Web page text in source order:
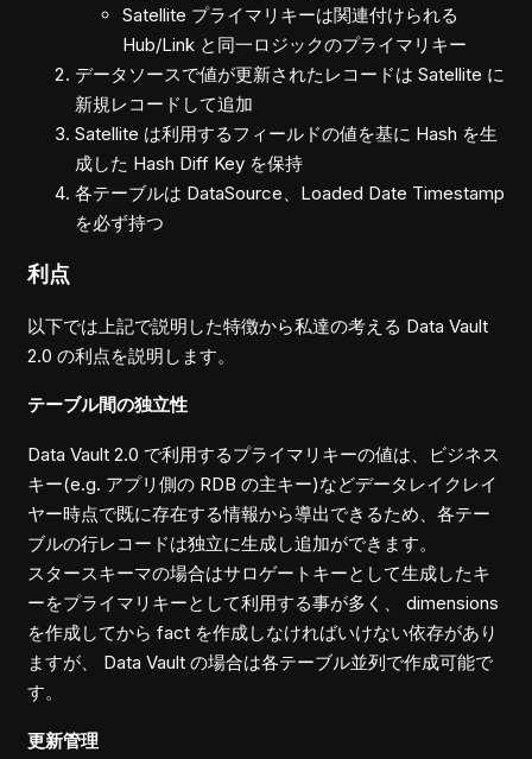
Satellite プライマリキーは関連付けられる
Hub/Link と同一ロジックのプライマリキー
データソースで値が更新されたレコードは Satellite に
新規レコードして追加
Satellite は利用するフィールドの値を基に Hash を生
成した Hash Diff Key を保持
各テーブルは DataSource、Loaded Date Timestamp
を必ず持つ
利点
以下では上記で説明した特徴から私達の考える Data Vault
2.0 の利点を説明します。
テーブル間の独立性
Data Vault 2.0 で利用するプライマリキーの値は、ビジネス
キー(e.g. アプリ側の RDB の主キー)などデータレイクレイ
ヤー時点で既に存在する情報から導出できるため、各テー
ブルの行レコードは独立に生成し追加ができます。
スタースキーマの場合はサロゲートキーとして生成したキ
ーをプライマリキーとして利用する事が多く、 dimensions
を作成してから fact を作成しなければいけない依存があり
ますが、 Data Vault の場合は各テーブル並列で作成可能で
す。
更新管理